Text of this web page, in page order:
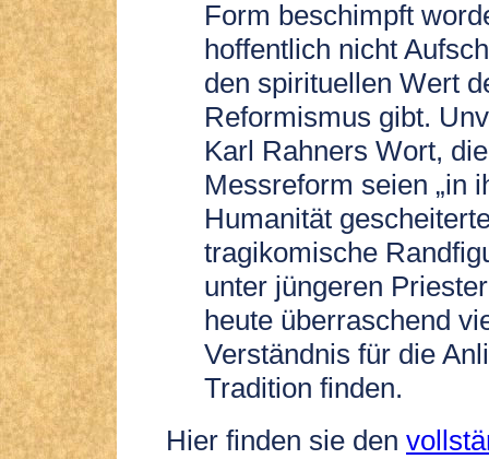
Form beschimpft
hoffentlich nicht
den spirituellen Wert
Reformismus gibt.
Karl Rahners Wort,
Messreform seien „in
Humanität
tragikomische
unter jüngeren
heute überraschend
Verständnis für die
Tradition finden.
Hier finden sie den